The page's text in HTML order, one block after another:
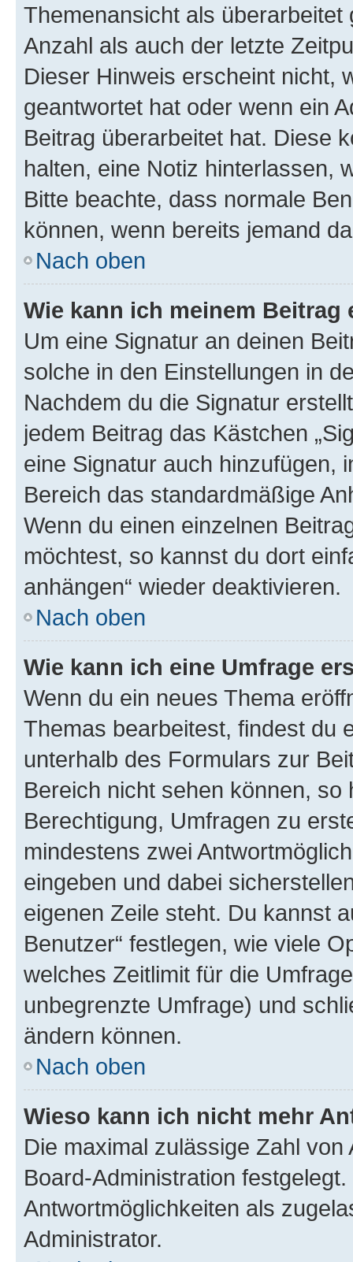
Themenansicht als
Anzahl als auch der letzte
Dieser Hinweis erscheint nicht,
geantwortet hat oder wenn ein
Beitrag überarbeitet hat. Diese
halten, eine Notiz hinterlassen,
Bitte beachte, dass normale
können, wenn bereits jemand
Nach oben
Wie kann ich meinem
Um eine Signatur an deinen
solche in den Einstellungen in
Nachdem du die Signatur
jedem Beitrag das Kästchen
eine Signatur auch hinzufügen,
Bereich das standardmäßige
Wenn du einen einzelnen
möchtest, so kannst du dort
anhängen“ wieder deaktivieren.
Nach oben
Wie kann ich eine Umfrage
Wenn du ein neues Thema
Themas bearbeitest, findest du
unterhalb des Formulars zur
Bereich nicht sehen können,
Berechtigung, Umfragen zu
mindestens zwei
eingeben und dabei
eigenen Zeile steht. Du kannst
Benutzer“ festlegen, wie viele
welches Zeitlimit für die
unbegrenzte Umfrage) und
ändern können.
Nach oben
Wieso kann ich nicht mehr
Die maximal zulässige Zahl
Board-Administration
Antwortmöglichkeiten als
Administrator.